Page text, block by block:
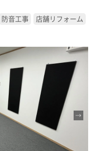
防音工事 店舗リフォーム